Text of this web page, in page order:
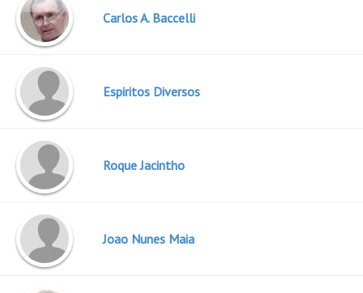
Carlos A. Baccelli
Espiritos Diversos
Roque Jacintho
Joao Nunes Maia